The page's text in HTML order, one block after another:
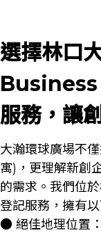
選擇林口
Business
服務，讓
大瀚環球廣場不
寓)，更理解新創
的需求。我們位
登記服務，擁有以
● 絕佳地理位置